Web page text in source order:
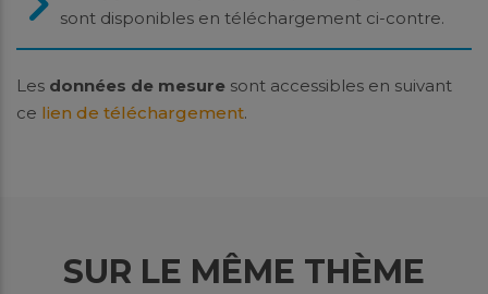
sont disponibles en téléchargement ci-contre.
Les données de mesure sont accessibles en suivant
ce lien de téléchargement.
SUR LE MÊME THÈME